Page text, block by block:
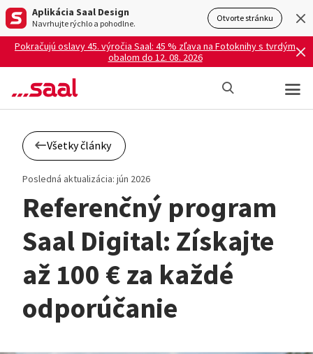
Aplikácia Saal Design
Navrhujte rýchlo a pohodlne. Otvorte stránku
Pokračujú oslavy 45. výročia Saal: 45 % zľava na Fotoknihy s tvrdým
obalom do 12. 08. 2026
Všetky články
Posledná aktualizácia: jún 2026
Referenčný program
Saal Digital: Získajte
až 100 € za každé
odporúčanie